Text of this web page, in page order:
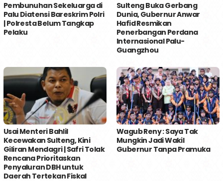
Pembunuhan Sekeluarga di
Palu Diatensi Bareskrim Polri
| Polresta Belum Tangkap
Pelaku
Sulteng Buka Gerbang
Dunia, Gubernur Anwar
Hafid Resmikan
Penerbangan Perdana
Internasional Palu-
Guangzhou
Usai Menteri Bahlil
Kecewakan Sulteng, Kini
Giliran Mendagri | Safri Tolak
Rencana Prioritaskan
Penyaluran DBH untuk
Daerah Tertekan Fiskal
Wagub Reny : Saya Tak
Mungkin Jadi Wakil
Gubernur Tanpa Pramuka